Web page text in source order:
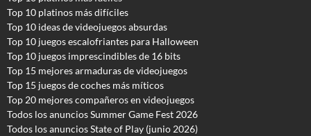
Top 10 platinos más difíciles
Top 10 ideas de videojuegos absurdas
Top 10 juegos escalofriantes para Halloween
Top 10 juegos imprescindibles de 16 bits
Top 15 mejores armaduras de videojuegos
Top 15 juegos de coches más míticos
Top 20 mejores compañeros en videojuegos
Todos los anuncios Summer Game Fest 2026
Todos los anuncios State of Play (junio 2026)